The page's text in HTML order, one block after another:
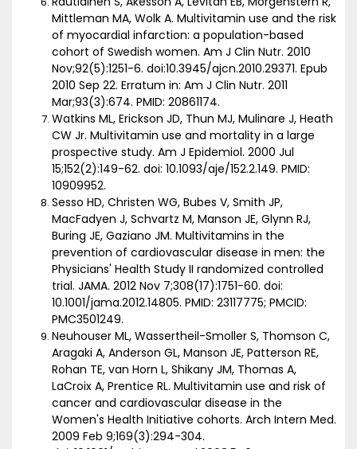
Mittleman MA, Wolk A. Multivitamin use and the risk
of myocardial infarction: a population-based
cohort of Swedish women. Am J Clin Nutr. 2010
Nov;92(5):1251-6. doi:10.3945/ajcn.2010.29371. Epub
2010 Sep 22. Erratum in: Am J Clin Nutr. 2011
Mar;93(3):674. PMID: 20861174.
Watkins ML, Erickson JD, Thun MJ, Mulinare J, Heath
CW Jr. Multivitamin use and mortality in a large
prospective study. Am J Epidemiol. 2000 Jul
15;152(2):149-62. doi: 10.1093/aje/152.2.149. PMID:
10909952.
Sesso HD, Christen WG, Bubes V, Smith JP,
MacFadyen J, Schvartz M, Manson JE, Glynn RJ,
Buring JE, Gaziano JM. Multivitamins in the
prevention of cardiovascular disease in men: the
Physicians' Health Study II randomized controlled
trial. JAMA. 2012 Nov 7;308(17):1751-60. doi:
10.1001/jama.2012.14805. PMID: 23117775; PMCID:
PMC3501249.
Neuhouser ML, Wassertheil-Smoller S, Thomson C,
Aragaki A, Anderson GL, Manson JE, Patterson RE,
Rohan TE, van Horn L, Shikany JM, Thomas A,
LaCroix A, Prentice RL. Multivitamin use and risk of
cancer and cardiovascular disease in the
Women's Health Initiative cohorts. Arch Intern Med.
2009 Feb 9;169(3):294-304.